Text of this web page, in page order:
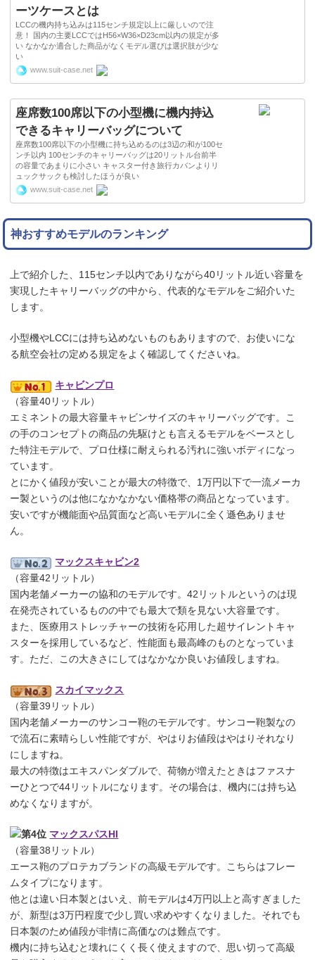
ーツケースとは
LCCの機内持ち込みは115センチ規定以上に厳しいので注
意！ 国内の主要LCCではH56×W36×D23cm以内の規定が多
い なかなか適合した商品がなくモデル選びは選択肢が少な
い
www.suit-case.net
座席数100席以下の小型機に機内持込
できるキャリーバッグについて
座席数100席以下の小型機に持ち込めるのは3辺の和が100セ
ンチ以内 100センチのキャリーバッグは20リットル台前半
の容量であまりに小さい キャスター付き旅行カバンよりリ
ュックサックも検討したほうが良い
www.suit-case.net
神おすすめモデルのランキング
上で紹介した、115センチ以内でありながら40リットル近い容量を
実現したキャリーバッグの中から、代表的なモデルをご紹介いた
します。
小型機やLCCには持ち込めないものもありますので、お使いにな
る航空会社の定める規定をよく確認してくださいね。
キャビンプロ
（容量40リットル）
エミネントの最大容量キャビンサイズのキャリーバッグです。こ
の手のコンセプトの商品の先駆けとも言えるモデルをベースとし
た特注モデルで、プロ仕様に耐えられる汚れに強いボディになっ
ています。
とにかく値段が安いことが最大の特徴で、1万円以下で一流メーカ
ー製というのは他になかなかない価格帯の商品となっています。
安いですが機能面や品質面など高いモデルに全く遜色ありませ
ん。
マックスキャビン2
（容量42リットル）
国内老舗メーカーの協和のモデルです。42リットルというのは現
在発売されているものの中でも最大で類を見ない大容量です。
また、医療用ストレッチャーの技術を応用した超サイレントキャ
スターを採用しているなど、性能面も最高峰のものとなっていま
す。ただ、この大きさにしてはなかなか良いお値段しますね。
スカイマックス
（容量39リットル）
国内老舗メーカーのサンコー鞄のモデルです。サンコー鞄製なの
で流石に素晴らしい性能ですが、やはりお値段はやはりそれなり
にしますね。
最大の特徴はエキスパンダブルで、荷物が増えたときはファスナ
ーひとつで44リットルになります。その場合は、機内には持ち込
めなくなりますが。
マックスパスHI
（容量38リットル）
エース鞄のプロテカブランドの高級モデルです。こちらはフレー
ムタイプになります。
他とは違い日本製とはいえ、前モデルは4万円以上と高すぎました
が、新型は3万円程度で少し買い求めやすくなりました。それでも
日本製のため値段が非情に高価なのは難点です。
機内に持ち込むと壊れにくく長く使えますので、思い切って高級